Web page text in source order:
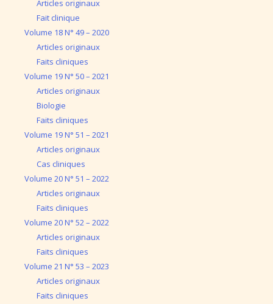
Articles originaux
Fait clinique
Volume 18 N° 49 – 2020
Articles originaux
Faits cliniques
Volume 19 N° 50 – 2021
Articles originaux
Biologie
Faits cliniques
Volume 19 N° 51 – 2021
Articles originaux
Cas cliniques
Volume 20 N° 51 – 2022
Articles originaux
Faits cliniques
Volume 20 N° 52 – 2022
Articles originaux
Faits cliniques
Volume 21 N° 53 – 2023
Articles originaux
Faits cliniques